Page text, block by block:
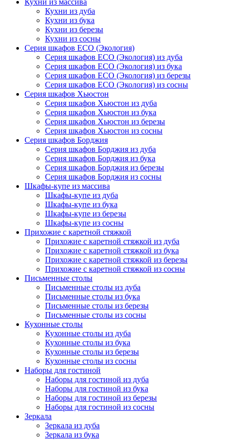
Кухни из массива
Кухни из дуба
Кухни из бука
Кухни из березы
Кухни из сосны
Серия шкафов ECO (Экология)
Серия шкафов ECO (Экология) из дуба
Серия шкафов ECO (Экология) из бука
Серия шкафов ECO (Экология) из березы
Серия шкафов ECO (Экология) из сосны
Серия шкафов Хьюстон
Серия шкафов Хьюстон из дуба
Серия шкафов Хьюстон из бука
Серия шкафов Хьюстон из березы
Серия шкафов Хьюстон из сосны
Серия шкафов Борджия
Серия шкафов Борджия из дуба
Серия шкафов Борджия из бука
Серия шкафов Борджия из березы
Серия шкафов Борджия из сосны
Шкафы-купе из массива
Шкафы-купе из дуба
Шкафы-купе из бука
Шкафы-купе из березы
Шкафы-купе из сосны
Прихожие с каретной стяжкой
Прихожие с каретной стяжкой из дуба
Прихожие с каретной стяжкой из бука
Прихожие с каретной стяжкой из березы
Прихожие с каретной стяжкой из сосны
Письменные столы
Письменные столы из дуба
Письменные столы из бука
Письменные столы из березы
Письменные столы из сосны
Кухонные столы
Кухонные столы из дуба
Кухонные столы из бука
Кухонные столы из березы
Кухонные столы из сосны
Наборы для гостиной
Наборы для гостиной из дуба
Наборы для гостиной из бука
Наборы для гостиной из березы
Наборы для гостиной из сосны
Зеркала
Зеркала из дуба
Зеркала из бука